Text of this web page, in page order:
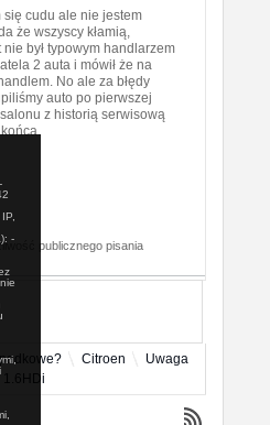
-
się cudu ale nie jestem
że wszyscy kłamią,
był typowym handlarzem
2 auta i mówił że na
No ale za błędy
auto po pierwszej
z historią serwisową
publicznego pisania
Citroen
Uwaga